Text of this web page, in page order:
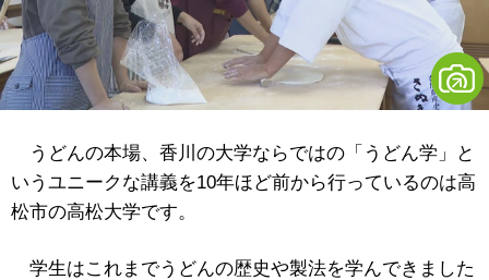
うどんの本場、香川の大学ならではの「うどん学」と
いうユニークな講義を10年ほど前から行っているのは高
松市の高松大学です。
学生はこれまでうどんの歴史や製法を学んできました